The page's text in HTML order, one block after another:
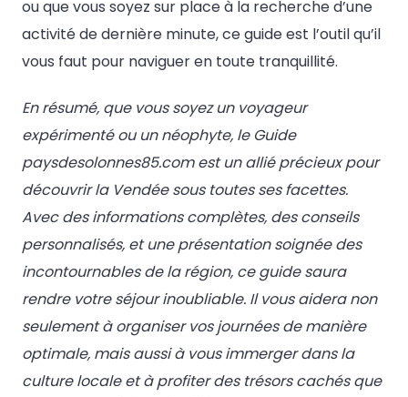
ou que vous soyez sur place à la recherche d’une
activité de dernière minute, ce guide est l’outil qu’il
vous faut pour naviguer en toute tranquillité.
En résumé, que vous soyez un voyageur
expérimenté ou un néophyte, le Guide
paysdesolonnes85.com est un allié précieux pour
découvrir la Vendée sous toutes ses facettes.
Avec des informations complètes, des conseils
personnalisés, et une présentation soignée des
incontournables de la région, ce guide saura
rendre votre séjour inoubliable. Il vous aidera non
seulement à organiser vos journées de manière
optimale, mais aussi à vous immerger dans la
culture locale et à profiter des trésors cachés que